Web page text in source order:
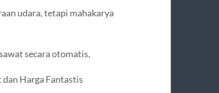
udara, tetapi mahakarya
secara otomatis,
Harga Fantastis